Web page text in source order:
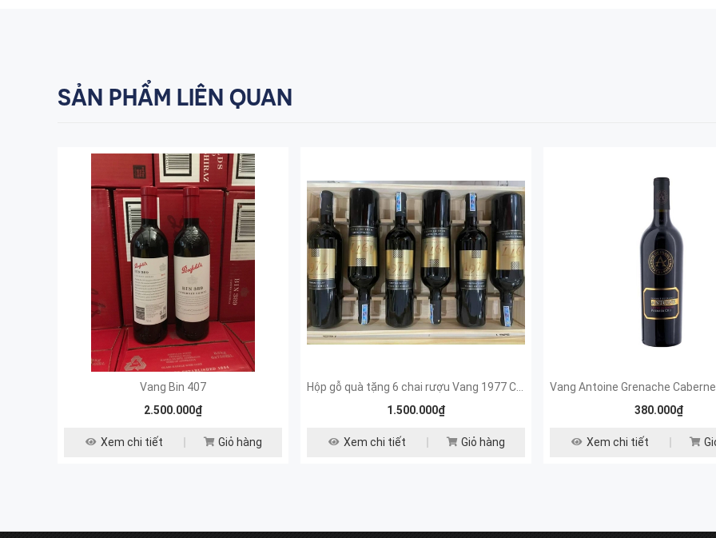
SẢN PHẨM LIÊN QUAN
Vang Bin 407
2.500.000₫
Xem chi tiết Giỏ hàng
1.500.000₫
Xem chi tiết Giỏ hàng
380.000₫
Xem chi tiết